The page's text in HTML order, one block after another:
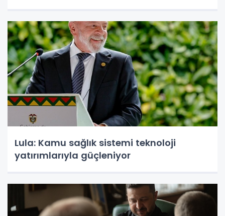
Lula: Kamu sağlık sistemi teknoloji
yatırımlarıyla güçleniyor